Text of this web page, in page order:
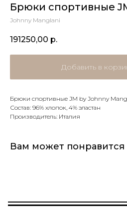
Брюки спортивные
Johnny Manglani
191250,00 р.
Добавить в
Брюки спортивные JM by Johnny
Состав: 96% хлопок, 4% эластан
Производитель: Италия
Вам может понравится